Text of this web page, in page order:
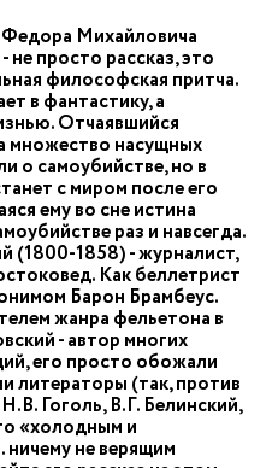
Михайловича
просто рассказ, это
философская притча.
в фантастику, а
Отчаявшийся
множество насущных
о самоубийстве, но в
с миром после его
ему во сне истина
раз и навсегда.
(1800-1858) - журналист,
Как беллетрист
Барон Брамбеус.
жанра фельетона в
- автор многих
его просто обожали
литераторы (так, против
Гоголь, В.Г. Белинский,
«холодным и
не верящим